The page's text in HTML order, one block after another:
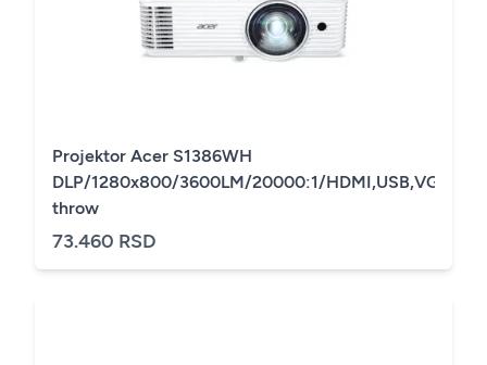
Projektor Acer S1386WH
DLP/1280x800/3600LM/20000:1/HDMI,USB,VGA/
throw
73.460 RSD